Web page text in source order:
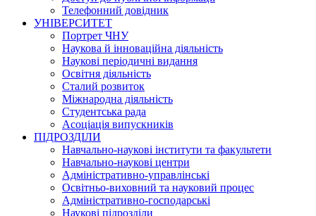
Телефонний довідник
УНІВЕРСИТЕТ
Портрет ЧНУ
Наукова й інноваційна діяльність
Наукові періодичні видання
Освітня діяльність
Сталий розвиток
Міжнародна діяльність
Студентська рада
Асоціація випускників
ПІДРОЗДІЛИ
Навчально-наукові інститути та факультети
Навчально-наукові центри
Адміністративно-управлінські
Освітньо-виховний та науковий процес
Адміністративно-господарські
Наукові підрозділи